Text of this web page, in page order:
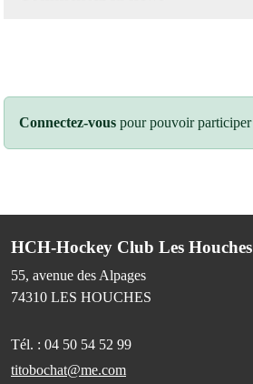
Connectez-vous pour pouvoir
HCH-Hockey Club Les Houches
55, avenue des Alpages
74310 LES HOUCHES
Tél. : 04 50 54 52 99
titobochat@me.com